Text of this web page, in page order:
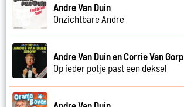
Andre Van Duin
Onzichtbare Andre
Andre Van Duin en Corrie Van Gorp
Op ieder potje past een deksel